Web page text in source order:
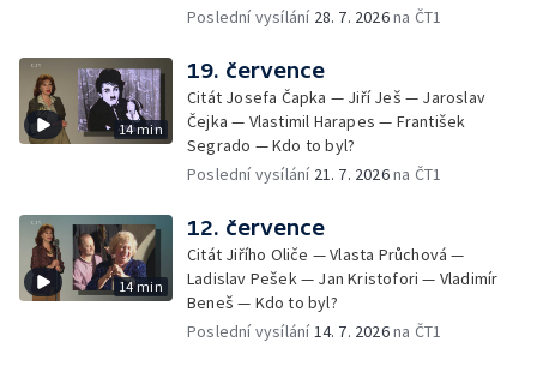
Poslední vysílání 28. 7. 2026na ČT1
14 min
19. července
Citát Josefa Čapka — Jiří Ješ — Jaroslav
Čejka — Vlastimil Harapes — František
Segrado — Kdo to byl?
Poslední vysílání 21. 7. 2026na ČT1
14 min
12. července
Citát Jiřího Oliče — Vlasta Průchová —
Ladislav Pešek — Jan Kristofori — Vladimír
Beneš — Kdo to byl?
Poslední vysílání14. 7. 2026na ČT1